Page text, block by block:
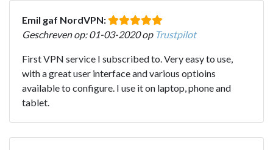
Emil gaf NordVPN:
Geschreven op: 01-03-2020 op Trustpilot
First VPN service I subscribed to. Very easy to use,
with a great user interface and various optioins
available to configure. I use it on laptop, phone and
tablet.